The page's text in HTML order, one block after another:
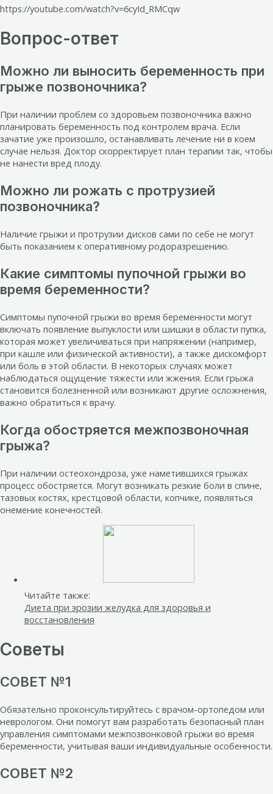
https://youtube.com/watch?v=6cyId_RMCqw
Вопрос-ответ
Можно ли выносить беременность при
грыже позвоночника?
При наличии проблем со здоровьем позвоночника важно
планировать беременность под контролем врача. Если
зачатие уже произошло, останавливать лечение ни в коем
случае нельзя. Доктор скорректирует план терапии так, чтобы
не нанести вред плоду.
Можно ли рожать с протрузией
позвоночника?
Наличие грыжи и протрузии дисков сами по себе не могут
быть показанием к оперативному родоразрешению.
Какие симптомы пупочной грыжи во
время беременности?
Симптомы пупочной грыжи во время беременности могут
включать появление выпуклости или шишки в области пупка,
которая может увеличиваться при напряжении (например,
при кашле или физической активности), а также дискомфорт
или боль в этой области. В некоторых случаях может
наблюдаться ощущение тяжести или жжения. Если грыжа
становится болезненной или возникают другие осложнения,
важно обратиться к врачу.
Когда обостряется межпозвоночная
грыжа?
При наличии остеохондроза, уже наметившихся грыжах
процесс обостряется. Могут возникать резкие боли в спине,
тазовых костях, крестцовой области, копчике, появляться
онемение конечностей.
Читайте также:
Диета при эрозии желудка для здоровья и
восстановления
Советы
СОВЕТ №1
Обязательно проконсультируйтесь с врачом-ортопедом или
неврологом. Они помогут вам разработать безопасный план
управления симптомами межпозвонковой грыжи во время
беременности, учитывая ваши индивидуальные особенности.
СОВЕТ №2